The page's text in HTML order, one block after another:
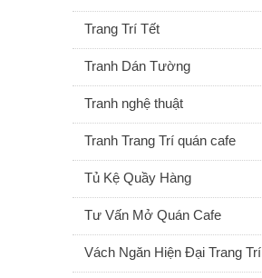
Trang Trí Tết
Tranh Dán Tường
Tranh nghệ thuật
Tranh Trang Trí quán cafe
Tủ Kệ Quầy Hàng
Tư Vấn Mở Quán Cafe
Vách Ngăn Hiện Đại Trang Trí